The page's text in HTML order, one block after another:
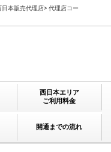
本販売代理店> 代理店コー
西日本エリア
ご利用料金
開通までの流れ